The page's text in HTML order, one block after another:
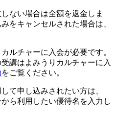
ない場合は全額を返金しま
をキャンセルされた場合は、
ルチャーに入会が必要です。
講はよみうりカルチャーに入
をご覧ください。
て申し込みされたい方は、
ら利用したい優待名を入力し